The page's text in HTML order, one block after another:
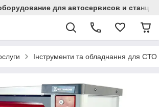
для автосервисов и
Інструменти та обладнання для СТО